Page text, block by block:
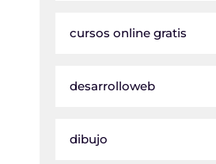
cursos online gratis
desarrolloweb
dibujo